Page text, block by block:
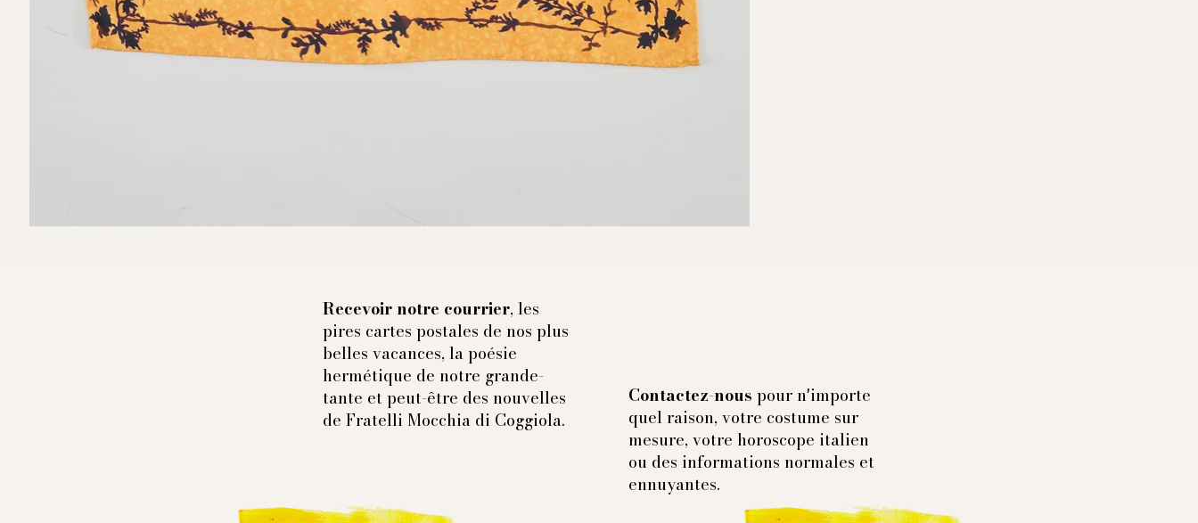
Recevoir notre courrier, les
pires cartes postales de nos plus
belles vacances, la poésie
hermétique de notre grande-
tante et peut-être des nouvelles
de Fratelli Mocchia di Coggiola.
Contactez-nous pour n'importe
quel raison, votre costume sur
mesure, votre horoscope italien
ou des informations normales et
ennuyantes.